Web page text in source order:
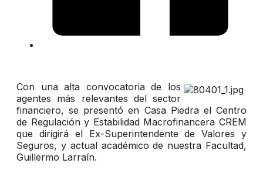
Con una alta convocatoria de los
agentes más relevantes del sector
financiero, se presentó en Casa Piedra el Centro
de Regulación y Estabilidad Macrofinancera CREM
que dirigirá el Ex-Superintendente de Valores y
Seguros, y actual académico de nuestra Facultad,
Guillermo Larraín.